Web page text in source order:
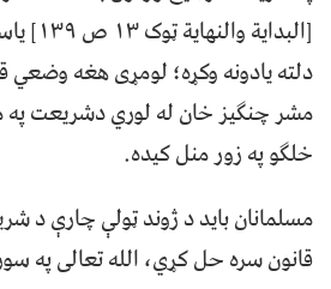
دلته يادونه وکړه؛ لومړی هغه وضعي
مشر چنګيز خان له لوري دشريعت په
خلګو په زور منل کیده.
مسلمانان باید د ژوند ټولې چارې د